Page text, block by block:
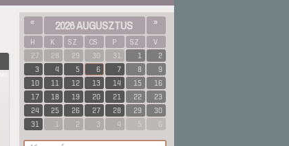
« 2026 AUGUSZTUS »
H K SZ CS P SZ
V
27
28 29 30 31 1
2
3
4 5 6 7 8
9
10
11 12 13 14 15
16
17
18 19 20 21 22
23
24
25 26 27 28 29
30
31
1 2 3 4 5 6